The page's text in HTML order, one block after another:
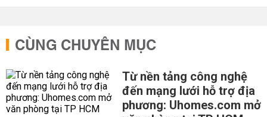
CÙNG CHUYÊN MỤC
Từ nền tảng công nghệ
đến mạng lưới hỗ trợ địa
phương: Uhomes.com mở